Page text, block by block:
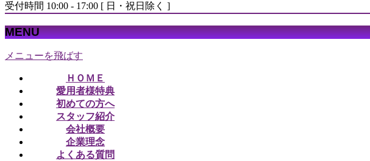
受付時間 10:00 - 17:00 [ 日・祝日除く ]
MENU
メニューを飛ばす
ＨＯＭＥ
愛用者様特典
初めての方へ
スタッフ紹介
会社概要
企業理念
よくある質問